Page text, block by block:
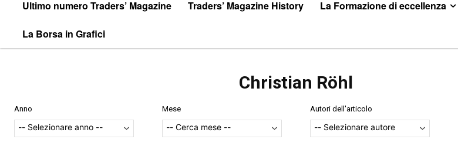
Ultimo numero Traders’ Magazine Traders’ Magazine History La Formazione di eccellenza
La Borsa in Grafici
Christian Röhl
Anno Mese Autori dell'articolo